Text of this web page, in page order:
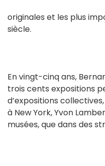
originales et les plus
siècle.
En vingt-cinq ans,
trois cents expositions
d’expositions
à New York, Yvon
musées, que dans des